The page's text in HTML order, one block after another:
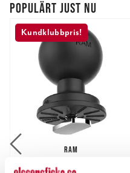
POPULÄRT JUST NU
Kundklubbpris!
RAM